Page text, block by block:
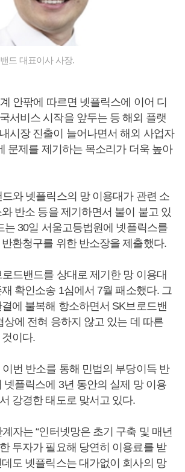
드 대표이사 사장.
안팎에 따르면 넷플릭스에 이어 디
서비스 시작을 앞두는 등 해외 플랫
시장 진출이 늘어나면서 해외 사업자
문제를 제기하는 목소리가 더욱 높아
와 넷플릭스의 망 이용대가 관련 소
반소 등을 제기하면서 불이 붙고 있
는 30일 서울고등법원에 넷플릭스를
환청구를 위한 반소장을 제출했다.
드밴드를 상대로 제기한 망 이용대
확인소송 1심에서 7월 패소했다. 그
에 불복해 항소하면서 SK브로드밴
상에 전혀 응하지 않고 있는 데 따른
이다.
번 반소를 통해 민법의 부당이득 반
넷플릭스에 3년 동안의 실제 망 이용
강경한 태도로 맞서고 있다.
자는 “인터넷망은 초기 구축 및 매년
투자가 필요해 당연히 이용료를 받
도 넷플릭스는 대가없이 회사의 망